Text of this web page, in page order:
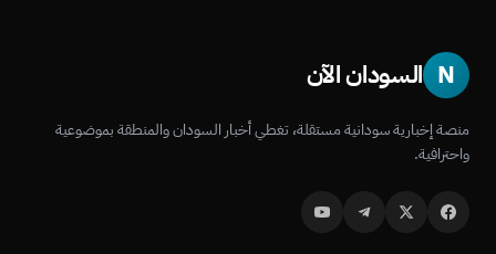
N السودان الآن
منصة إخبارية سودانية مستقلة، تغطي أخبار السودان والمنطقة بموضوعية
واحترافية.